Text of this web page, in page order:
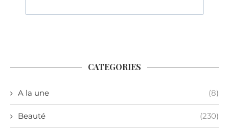
CATEGORIES
A la une (8)
Beauté (230)